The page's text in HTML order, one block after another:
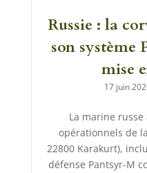
Russie : la
son système
mise
17 juin
La marine
opérationnels de
22800 Karakurt),
défense Pantsyr-M